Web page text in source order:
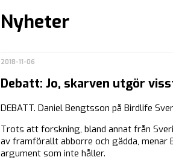
Nyheter
2018-11-06
Debatt: Jo, skarven utgör
DEBATT. Daniel Bengtsson på Birdlife
Trots att forskning, bland annat från
av framförallt abborre och gädda,
argument som inte håller.